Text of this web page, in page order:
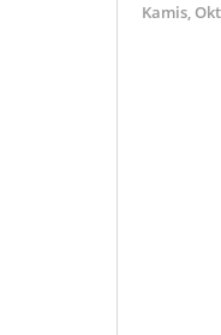
Kamis,